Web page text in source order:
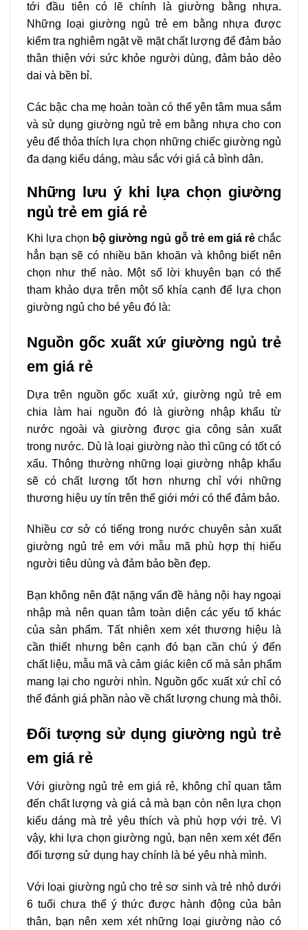
tới đầu tiên có lẽ chính là giường bằng nhựa.
Những loại giường ngủ trẻ em bằng nhựa được
kiểm tra nghiêm ngặt về mặt chất lượng để đảm bảo
thân thiện với sức khỏe người dùng, đảm bảo dẻo
dai và bền bỉ.
Các bậc cha mẹ hoàn toàn có thể yên tâm mua sắm
và sử dụng giường ngủ trẻ em bằng nhựa cho con
yêu để thỏa thích lựa chọn những chiếc giường ngủ
đa dạng kiểu dáng, màu sắc với giá cả bình dân.
Những lưu ý khi lựa chọn giường
ngủ trẻ em giá rẻ
Khi lựa chọn bộ giường ngủ gỗ trẻ em giá rẻchắc
hẳn bạn sẽ có nhiều băn khoăn và không biết nên
chọn như thế nào. Một số lời khuyên bạn có thể
tham khảo dựa trên một số khía cạnh để lựa chọn
giường ngủ cho bé yêu đó là:
Nguồn gốc xuất xứ giường ngủ trẻ
em giá rẻ
Dựa trên nguồn gốc xuất xứ, giường ngủ trẻ em
chia làm hai nguồn đó là giường nhập khẩu từ
nước ngoài và giường được gia công sản xuất
trong nước. Dù là loại giường nào thì cũng có tốt có
xấu. Thông thường những loại giường nhập khẩu
sẽ có chất lượng tốt hơn nhưng chỉ với những
thương hiệu uy tín trên thế giới mới có thể đảm bảo.
Nhiều cơ sở có tiếng trong nước chuyên sản xuất
giường ngủ trẻ em với mẫu mã phù hợp thị hiếu
người tiêu dùng và đảm bảo bền đẹp.
Bạn không nên đặt nặng vấn đề hàng nội hay ngoại
nhập mà nên quan tâm toàn diện các yếu tố khác
của sản phẩm. Tất nhiên xem xét thương hiệu là
cần thiết nhưng bên cạnh đó bạn cần chú ý đến
chất liệu, mẫu mã và cảm giác kiên cố mà sản phẩm
mang lại cho người nhìn. Nguồn gốc xuất xứ chỉ có
thể đánh giá phần nào về chất lượng chung mà thôi.
Đối tượng sử dụng giường ngủ trẻ
em giá rẻ
Với giường ngủ trẻ em giá rẻ, không chỉ quan tâm
đến chất lượng và giá cả mà bạn còn nên lựa chọn
kiểu dáng mà trẻ yêu thích và phù hợp với trẻ. Vì
vậy, khi lựa chọn giường ngủ, bạn nên xem xét đến
đối tượng sử dụng hay chính là bé yêu nhà mình.
Với loại giường ngủ cho trẻ sơ sinh và trẻ nhỏ dưới
6 tuổi chưa thể ý thức được hành động của bản
thân, bạn nên xem xét những loại giường nào có